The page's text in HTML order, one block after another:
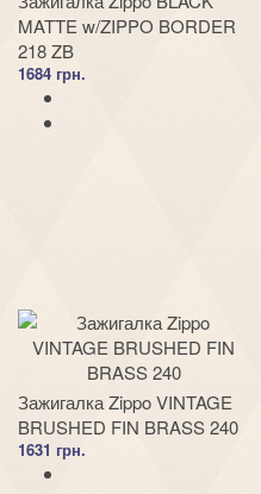
MATTE w/ZIPPO BORDER
218 ZB
1684 грн.
Зажигалка Zippo VINTAGE
BRUSHED FIN BRASS 240
1631 грн.